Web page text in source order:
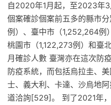
自2020年1月起，至2023年
個案確診個案前五多的縣市
例）、臺中市（1,252,264例
桃園市（1,122,273例）和臺
月確診人數 臺灣亦在這次防
防疫系統，而包括烏拉圭、
士、義大利、卡達、沙烏地
道洽詢[529]。 到了2021年